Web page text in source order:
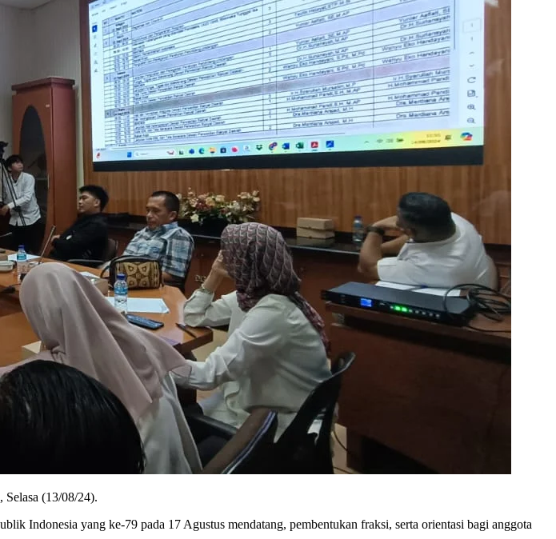
(13/08/24).
Indonesia yang ke-79 pada 17 Agustus mendatang, pembentukan fraksi, serta orientasi bagi anggota